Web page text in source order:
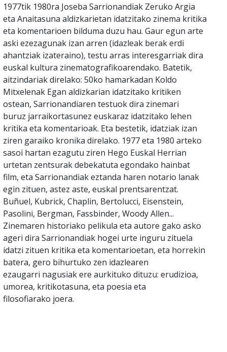
1977tik 1980ra Joseba Sarrionandiak Zeruko Argia
eta Anaitasuna aldizkarietan idatzitako zinema kritika
eta komentarioen bilduma duzu hau. Gaur egun arte
aski ezezagunak izan arren (idazleak berak erdi
ahantziak izateraino), testu arras interesgarriak dira
euskal kultura zinematografikoarendako. Batetik,
aitzindariak direlako: 50ko hamarkadan Koldo
Mitxelenak Egan aldizkarian idatzitako kritiken
ostean, Sarrionandiaren testuok dira zinemari
buruz jarraikortasunez euskaraz idatzitako lehen
kritika eta komentarioak. Eta bestetik, idatziak izan
ziren garaiko kronika direlako. 1977 eta 1980 arteko
sasoi hartan ezagutu ziren Hego Euskal Herrian
urtetan zentsurak debekatuta egondako hainbat
film, eta Sarrionandiak eztanda haren notario lanak
egin zituen, astez aste, euskal prentsarentzat.
Buñuel, Kubrick, Chaplin, Bertolucci, Eisenstein,
Pasolini, Bergman, Fassbinder, Woody Allen...
Zinemaren historiako pelikula eta autore gako asko
ageri dira Sarrionandiak hogei urte inguru zituela
idatzi zituen kritika eta komentarioetan, eta horrekin
batera, gero bihurtuko zen idazlearen
ezaugarri nagusiak ere aurkituko dituzu: erudizioa,
umorea, kritikotasuna, eta poesia eta
filosofiarako joera.